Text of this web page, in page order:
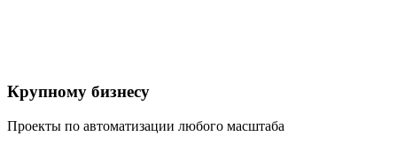
Крупному бизнесу
Проекты по автоматизации любого масштаба